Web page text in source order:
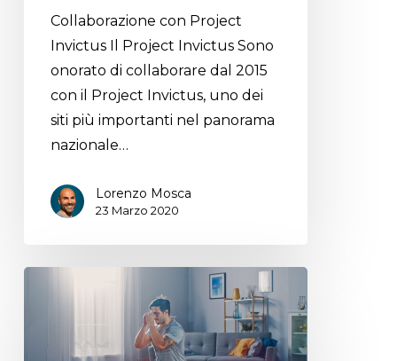
Collaborazione con Project
Invictus Il Project Invictus Sono
onorato di collaborare dal 2015
con il Project Invictus, uno dei
siti più importanti nel panorama
nazionale…
Lorenzo Mosca
23 Marzo 2020